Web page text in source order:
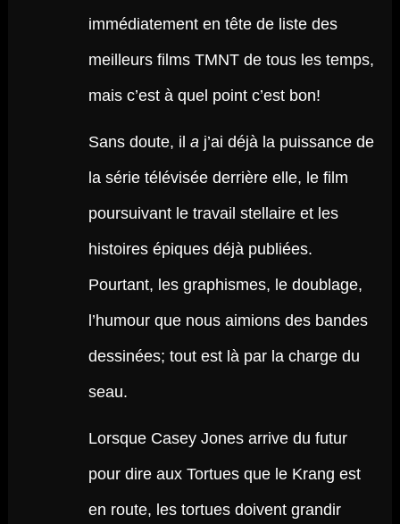
immédiatement en tête de liste des
meilleurs films TMNT de tous les temps,
mais c’est à quel point c’est bon!
Sans doute, il aj’ai déjà la puissance de
la série télévisée derrière elle, le film
poursuivant le travail stellaire et les
histoires épiques déjà publiées.
Pourtant, les graphismes, le doublage,
l’humour que nous aimions des bandes
dessinées; tout est là par la charge du
seau.
Lorsque Casey Jones arrive du futur
pour dire aux Tortues que le Krang est
en route, les tortues doivent grandir